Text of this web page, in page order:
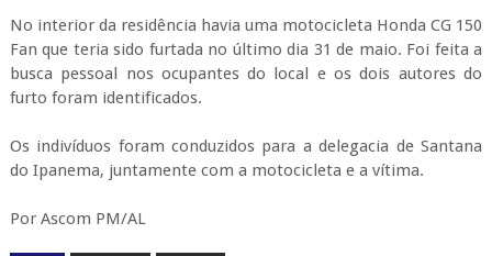
No interior da residência havia uma motocicleta Honda CG 150
Fan que teria sido furtada no último dia 31 de maio. Foi feita a
busca pessoal nos ocupantes do local e os dois autores do
furto foram identificados.
Os indivíduos foram conduzidos para a delegacia de Santana
do Ipanema, juntamente com a motocicleta e a vítima.
Por Ascom PM/AL